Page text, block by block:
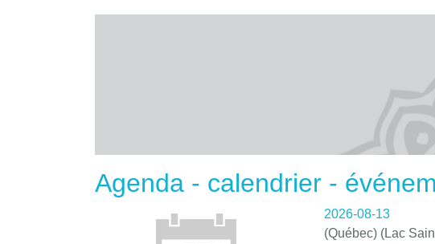
Agenda - calendrier -
2026-08-13
(Québec) (Lac